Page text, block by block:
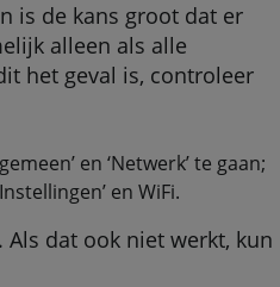
is de kans groot dat er
alleen als alle
het geval is, controleer
en ‘Netwerk’ te gaan;
en WiFi.
dat ook niet werkt, kun